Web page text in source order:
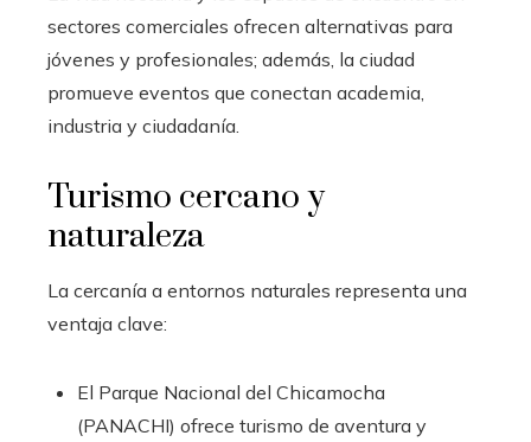
sectores comerciales ofrecen alternativas para
jóvenes y profesionales; además, la ciudad
promueve eventos que conectan academia,
industria y ciudadanía.
Turismo cercano y
naturaleza
La cercanía a entornos naturales representa una
ventaja clave:
El Parque Nacional del Chicamocha
(PANACHI) ofrece turismo de aventura y